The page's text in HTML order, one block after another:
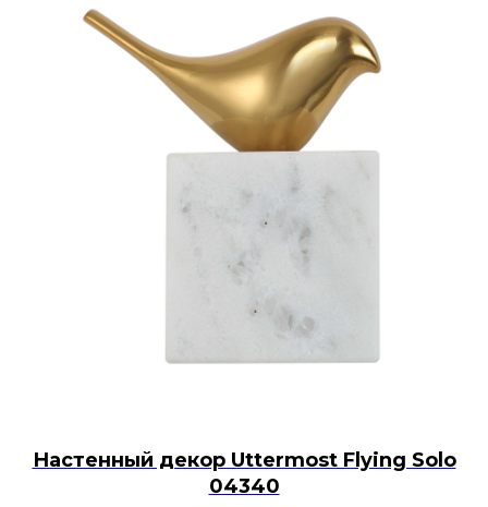
Настенный декор Uttermost Flying Solo
04340